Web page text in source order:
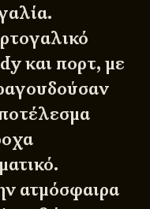
και πορτ, με
ατμόσφαιρα